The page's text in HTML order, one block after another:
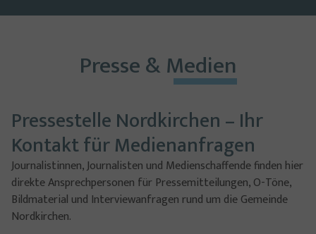
Presse & Medien
Pressestelle Nordkirchen – Ihr
Kontakt für Medienanfragen
Journalistinnen, Journalisten und Medienschaffende finden hier
direkte Ansprechpersonen für Pressemitteilungen, O-Töne,
Bildmaterial und Interviewanfragen rund um die Gemeinde
Nordkirchen.